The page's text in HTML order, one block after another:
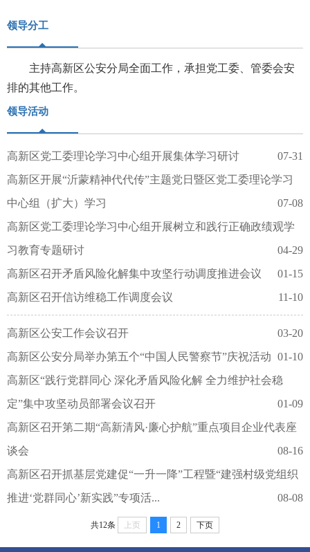
领导分工
主持高新区公安分局全面工作，承担党工委、管委会安
排的其他工作。
领导活动
高新区党工委理论学习中心组开展集体学习研讨
07-31
高新区开展“沂蒙精神代代传”主题党日暨区党工委理论学习
中心组（扩大）学习
07-08
高新区党工委理论学习中心组开展树立和践行正确政绩观学
习教育专题研讨
04-29
高新区召开矛盾风险化解集中攻坚行动调度推进会议
01-15
高新区召开信访维稳工作调度会议
11-10
高新区公安工作会议召开
03-20
高新区公安分局举办第五个“中国人民警察节”庆祝活动 01-10
高新区“践行党群同心 深化矛盾风险化解 全力维护社会稳
定”集中攻坚动员部署会议召开
01-09
高新区召开第二期“高新清风·廉心护航”重点项目企业代表座
谈会
08-16
高新区召开抓基层党建促“一升一降”工程暨“建强村级党组织
推进‘党群同心’新实践”专项活...
08-08
共12条 上页 1 2 下页